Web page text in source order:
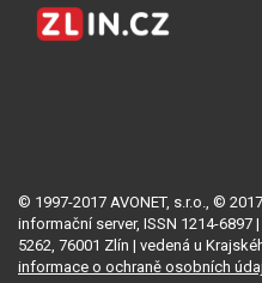
© 1997-2017 AVONET, s.r.o., ©
informační server, ISSN 1214-6897
5262, 76001 Zlín | vedená u
informace o ochraně osobních